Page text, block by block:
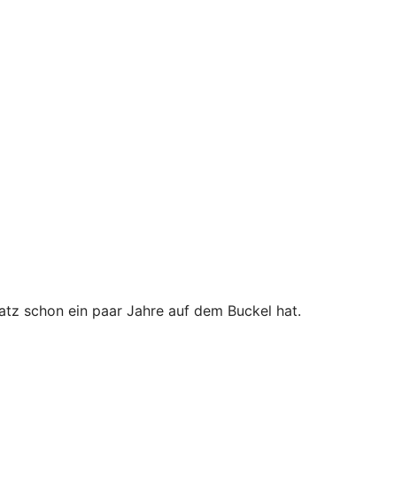
schon ein paar Jahre auf dem Buckel hat.